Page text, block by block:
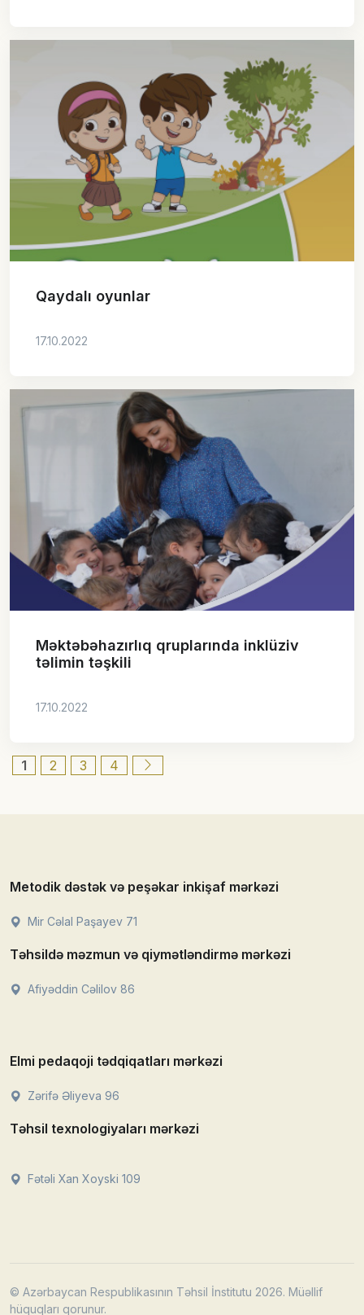
Qaydalı oyunlar
17.10.2022
Məktəbəhazırlıq qruplarında inklüziv
təlimin təşkili
17.10.2022
1 2 3 4
Metodik dəstək və peşəkar inkişaf mərkəzi
Mir Cəlal Paşayev 71
Təhsildə məzmun və qiymətləndirmə mərkəzi
Afiyəddin Cəlilov 86
Elmi pedaqoji tədqiqatları mərkəzi
Zərifə Əliyeva 96
Təhsil texnologiyaları mərkəzi
Fətəli Xan Xoyski 109
© Azərbaycan Respublikasının Təhsil İnstitutu 2026. Müəllif
hüquqları qorunur.